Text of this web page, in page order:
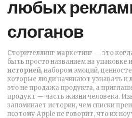
любых
слоганов
Сторителлинг маркетинг — это
быть просто названием на упаковке
историей,набором эмоций,
которые люди начинают узнавать и
это не продажа продукта, а
продукт — часть жизни человека.
запоминает истории, чем списки
поэтому Apple не говорит, что их